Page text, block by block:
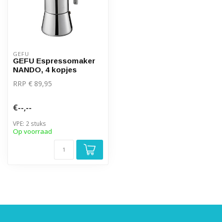
GEFU
GEFU Espressomaker
NANDO, 4 kopjes
RRP € 89,95
€--,--
VPE: 2 stuks
Op voorraad